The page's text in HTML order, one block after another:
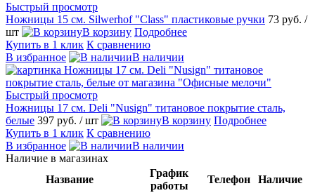
Быстрый просмотр
Ножницы 15 см. Silwerhof "Class" пластиковые ручки 73 руб. /
шт
В корзину Подробнее
Купить в 1 клик К сравнению
В избранное
В наличии
Быстрый просмотр
Ножницы 17 см. Deli "Nusign" титановое покрытие сталь,
белые 397 руб. / шт В корзину Подробнее
Купить в 1 клик К сравнению
В избранное
В наличии
Наличие в магазинах
Название
График
работы
Телефон
Наличие